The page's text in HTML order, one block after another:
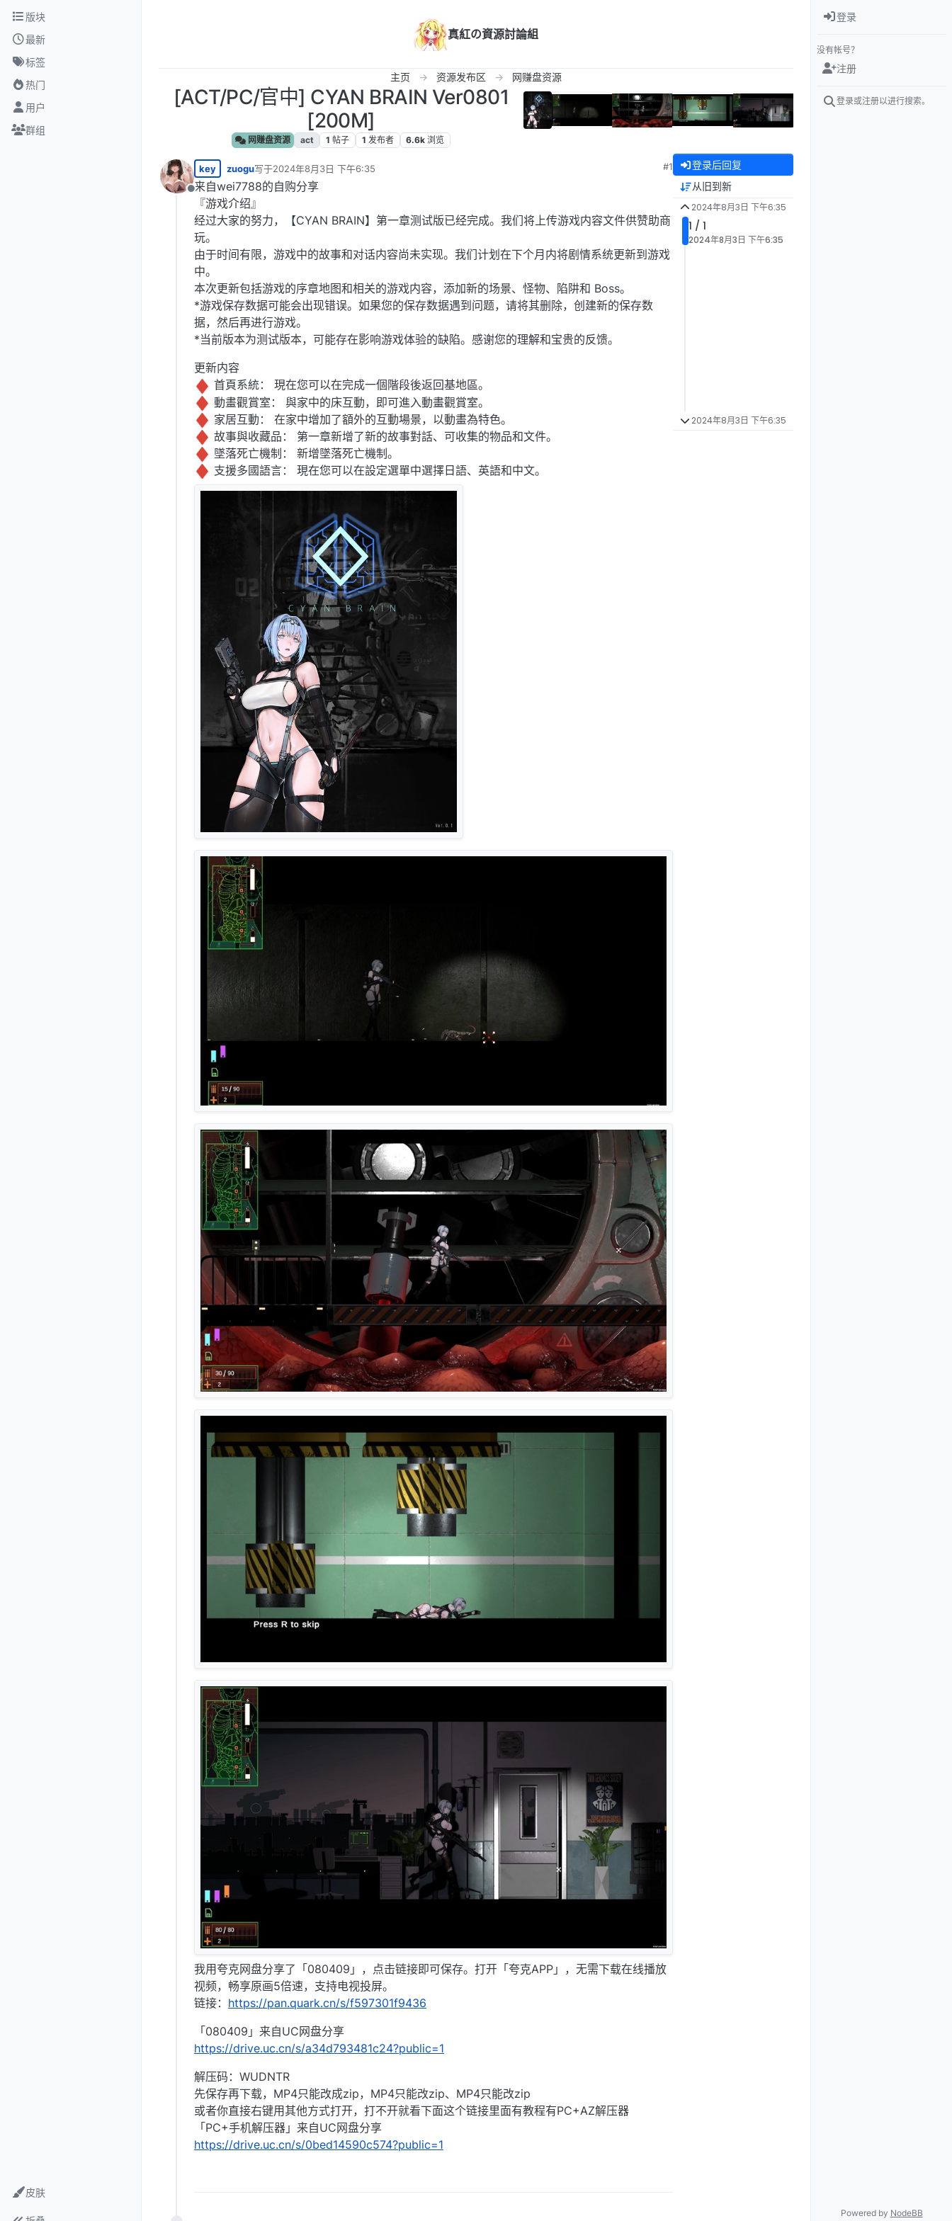
跳转至内容
版块
最新
标签
热门
用户
群组
皮肤
真紅の資源討論組
主页 资源发布区 网赚盘资源
[ACT/PC/官中] CYAN BRAIN Ver0801
[200M]
网赚盘资源 act 1 帖子 1 发布者 6.6k 浏览
离线
key zuogu写于2024年8月3日 下午6:35
最后由 编辑
#1
来自wei7788的自购分享
『游戏介绍』
经过大家的努力，【CYAN BRAIN】第一章测试版已经完成。我们将上传游戏内容文件供赞助商
玩。
由于时间有限，游戏中的故事和对话内容尚未实现。我们计划在下个月内将剧情系统更新到游戏
中。
本次更新包括游戏的序章地图和相关的游戏内容，添加新的场景、怪物、陷阱和 Boss。
*游戏保存数据可能会出现错误。如果您的保存数据遇到问题，请将其删除，创建新的保存数
据，然后再进行游戏。
*当前版本为测试版本，可能存在影响游戏体验的缺陷。感谢您的理解和宝贵的反馈。
更新内容
首頁系統： 現在您可以在完成一個階段後返回基地區。
動畫觀賞室： 與家中的床互動，即可進入動畫觀賞室。
家居互動： 在家中增加了額外的互動場景，以動畫為特色。
故事與收藏品： 第一章新增了新的故事對話、可收集的物品和文件。
墜落死亡機制： 新增墜落死亡機制。
支援多國語言： 現在您可以在設定選單中選擇日語、英語和中文。
我用夸克网盘分享了「080409」，点击链接即可保存。打开「夸克APP」，无需下载在线播放
视频，畅享原画5倍速，支持电视投屏。
链接： https://pan.quark.cn/s/f597301f9436
「080409」来自UC网盘分享
https://drive.uc.cn/s/a34d793481c24?public=1
解压码：WUDNTR
先保存再下载，MP4只能改成zip，MP4只能改zip、MP4只能改zip
或者你直接右键用其他方式打开，打不开就看下面这个链接里面有教程有PC+AZ解压器
「PC+手机解压器」来自UC网盘分享
https://drive.uc.cn/s/0bed14590c574?public=1
登录后回复
从旧到新
2024年8月3日 下午6:35
1 / 1
2024年8月3日 下午6:35
2024年8月3日 下午6:35
登录
没有帐号？
注册
登录或注册以进行搜索。
Powered by NodeBB